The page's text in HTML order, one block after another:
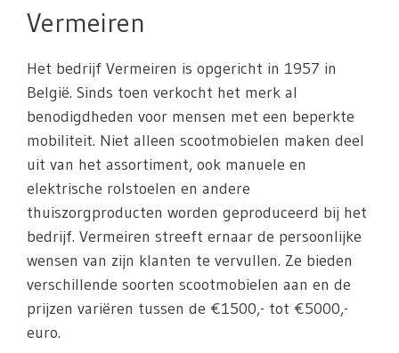
Vermeiren
Het bedrijf Vermeiren is opgericht in 1957 in
België. Sinds toen verkocht het merk al
benodigdheden voor mensen met een beperkte
mobiliteit. Niet alleen scootmobielen maken deel
uit van het assortiment, ook manuele en
elektrische rolstoelen en andere
thuiszorgproducten worden geproduceerd bij het
bedrijf. Vermeiren streeft ernaar de persoonlijke
wensen van zijn klanten te vervullen. Ze bieden
verschillende soorten scootmobielen aan en de
prijzen variëren tussen de €1500,- tot €5000,-
euro.